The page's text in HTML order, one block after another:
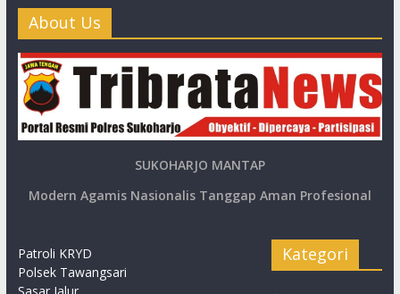
About Us
SUKOHARJO MANTAP
Modern Agamis Nasionalis Tanggap Aman Profesional
Patroli KRYD
Polsek Tawangsari
Kategori